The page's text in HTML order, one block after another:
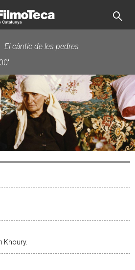
El càntic de les pedres
Khoury.